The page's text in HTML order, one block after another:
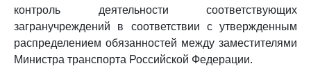
контроль деятельности соответствующих
загранучреждений в соответствии с утвержденным
распределением обязанностей между заместителями
Министра транспорта Российской Федерации.